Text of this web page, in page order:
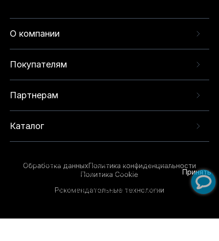
О компании
Покупателям
Партнерам
Каталог
Обработка данныхПолитика конфиденциальности
Политика Cookie
Рекомендательные технологии
опыта на нашем сайте. Продолжая использовать
данный сайт, вы соглашаетесь с использованием
технологий. Для получения дополнительной
Принять